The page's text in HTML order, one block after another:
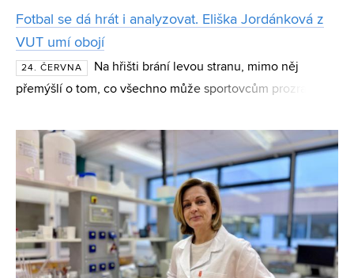
Fotbal se dá hrát i analyzovat. Eliška Jordánková z
VUT umí obojí
24. ČERVNA
Na hřišti brání levou stranu, mimo něj
přemýšlí o tom, co všechno může sportovcům prozradit
CESA VUT Eliška Jordánková se věnuje datové analýze,
stro